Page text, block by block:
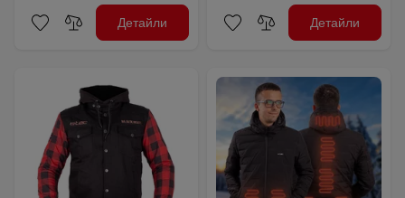
Детайли Детайли